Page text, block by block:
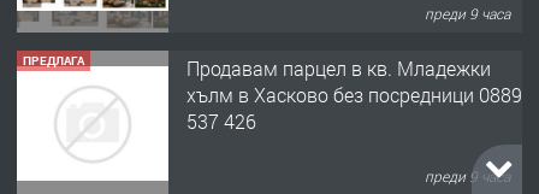
преди 9 часа
ПРЕДЛАГА
Продавам парцел в кв. Младежки
хълм в Хасково без посредници 0889
537 426
преди 9 часа